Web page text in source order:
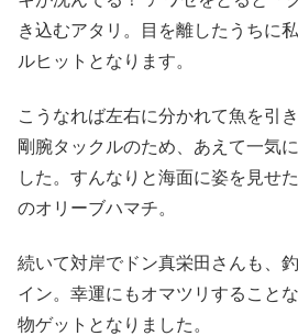
き込むアタリ。目を離したうちに
ルヒットとなります。
こうなれば左右に分かれて魚を引
剛腕タックルのため、あえて一気
した。すんなりと海面に姿を見せ
のオリーブハマチ。
続いて対岸でドン真栄田さんも、
イン。幸運にもオマツリすること
物ゲットとなりました。